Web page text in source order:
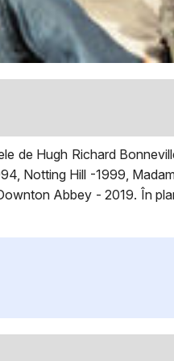
de Hugh Richard
Notting Hill -1999,
Abbey - 2019. În